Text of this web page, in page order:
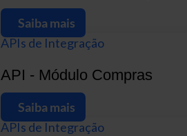
Saiba mais
APIs de Integração
API - Módulo Compras
Saiba mais
APIs de Integração